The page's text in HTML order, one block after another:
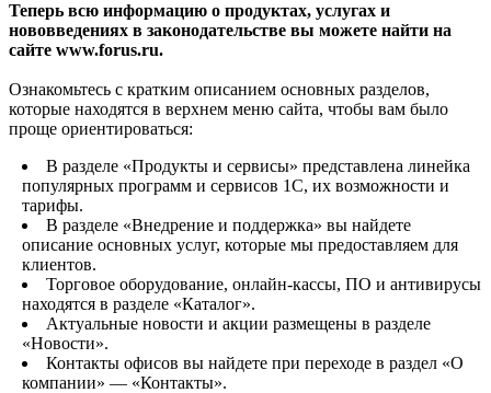
Теперь всю информацию о продуктах, услугах и
нововведениях в законодательстве вы можете найти на
сайте www.forus.ru.
Ознакомьтесь с кратким описанием основных разделов,
которые находятся в верхнем меню сайта, чтобы вам было
проще ориентироваться:
В разделе «Продукты и сервисы» представлена линейка
популярных программ и сервисов 1С, их возможности и
тарифы.
В разделе «Внедрение и поддержка» вы найдете
описание основных услуг, которые мы предоставляем для
клиентов.
Торговое оборудование, онлайн-кассы, ПО и антивирусы
находятся в разделе «Каталог».
Актуальные новости и акции размещены в разделе
«Новости».
Контакты офисов вы найдете при переходе в раздел «О
компании» — «Контакты».